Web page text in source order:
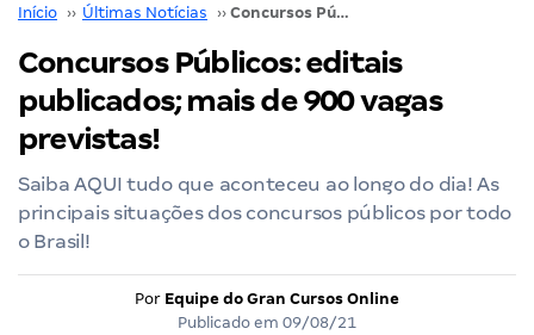
Início ›› Últimas Notícias ›› Concursos Públicos: editais publicados; mais de 900 vagas previstas!
Concursos Públicos: editais
publicados; mais de 900 vagas
previstas!
Saiba AQUI tudo que aconteceu ao longo do dia! As
principais situações dos concursos públicos por todo
o Brasil!
Por Equipe do Gran Cursos Online
Publicado em 09/08/21